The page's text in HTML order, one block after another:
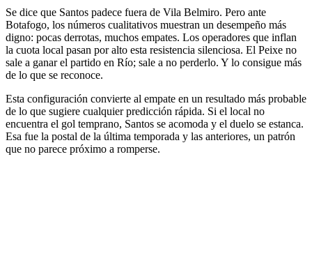
Se dice que Santos padece fuera de Vila Belmiro. Pero ante
Botafogo, los números cualitativos muestran un desempeño más
digno: pocas derrotas, muchos empates. Los operadores que inflan
la cuota local pasan por alto esta resistencia silenciosa. El Peixe no
sale a ganar el partido en Río; sale a no perderlo. Y lo consigue más
de lo que se reconoce.
Esta configuración convierte al empate en un resultado más probable
de lo que sugiere cualquier predicción rápida. Si el local no
encuentra el gol temprano, Santos se acomoda y el duelo se estanca.
Esa fue la postal de la última temporada y las anteriores, un patrón
que no parece próximo a romperse.